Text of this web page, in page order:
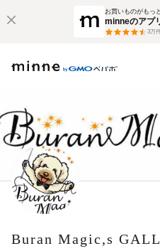
お買いものがもっ
minneのアプ
3万
Buran Magic,s